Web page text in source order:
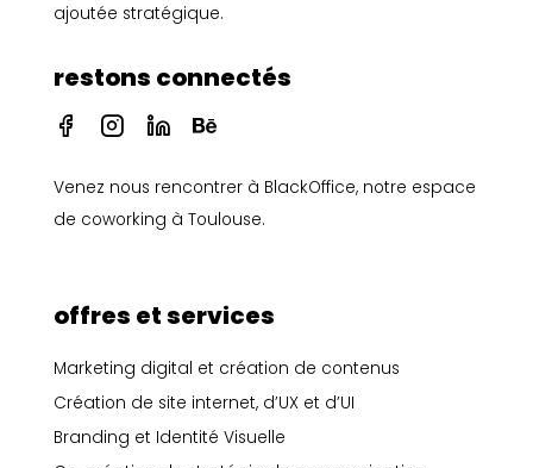
ajoutée stratégique.
restons connectés
I
c
n
-
e
o
o
k
I
c
n
-
t
g
r
a
m
I
c
n
-
k
d
i
n
I
n
-
a
c
e
Venez nous rencontrer à BlackOffice, notre espace
de coworking à Toulouse.
offres et services
Marketing digital et création de contenus
Création de site internet, d’UX et d’UI
Branding et Identité Visuelle